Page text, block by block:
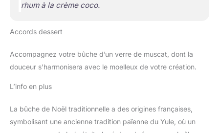
rhum à la crème coco.
Accords dessert
Accompagnez votre bûche d’un verre de muscat, dont la
douceur s’harmonisera avec le moelleux de votre création.
L’info en plus
La bûche de Noël traditionnelle a des origines françaises,
symbolisant une ancienne tradition païenne du Yule, où un